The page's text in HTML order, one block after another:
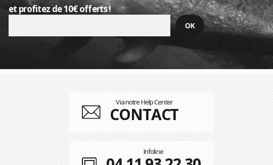
et profitez de 10€ offerts !
Via notre Help Center
CONTACT
Infoline